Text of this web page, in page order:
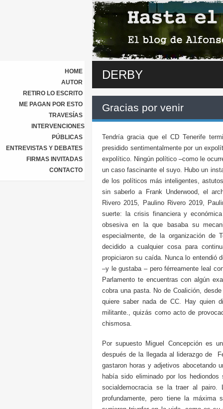
HOME
AUTOR
RETIRO LO ESCRITO
ME PAGAN POR ESTO
TRAVESÍAS
INTERVENCIONES
PÚBLICAS
ENTREVISTAS Y DEBATES
FIRMAS INVITADAS
CONTACTO
DERBY
Gracias por venir
Tendría gracia que el CD Tenerife
presidido sentimentalmente por un
expolítico. Ningún político –como le
un caso fascinante el suyo. Hubo un
de los políticos más inteligentes,
sin saberlo a Frank Underwood, el
Rivero 2015, Paulino Rivero 2019,
suerte: la crisis financiera y
obsesiva en la que basaba su
especialmente, de la organización de
decidido a cualquier cosa para
propiciaron su caída. Nunca lo entendió
–y le gustaba – pero férreamente leal
Parlamento te encuentras con algún
cobra una pasta. No de Coalición,
quiere saber nada de CC. Hay quien
militante., quizás como acto de
chismosa.
Por supuesto Miguel Concepción es
después de la llegada al liderazgo de
gastaron horas y adjetivos abocetando
había sido eliminado por los
socialdemocracia se la traer al
profundamente, pero tiene la máxima